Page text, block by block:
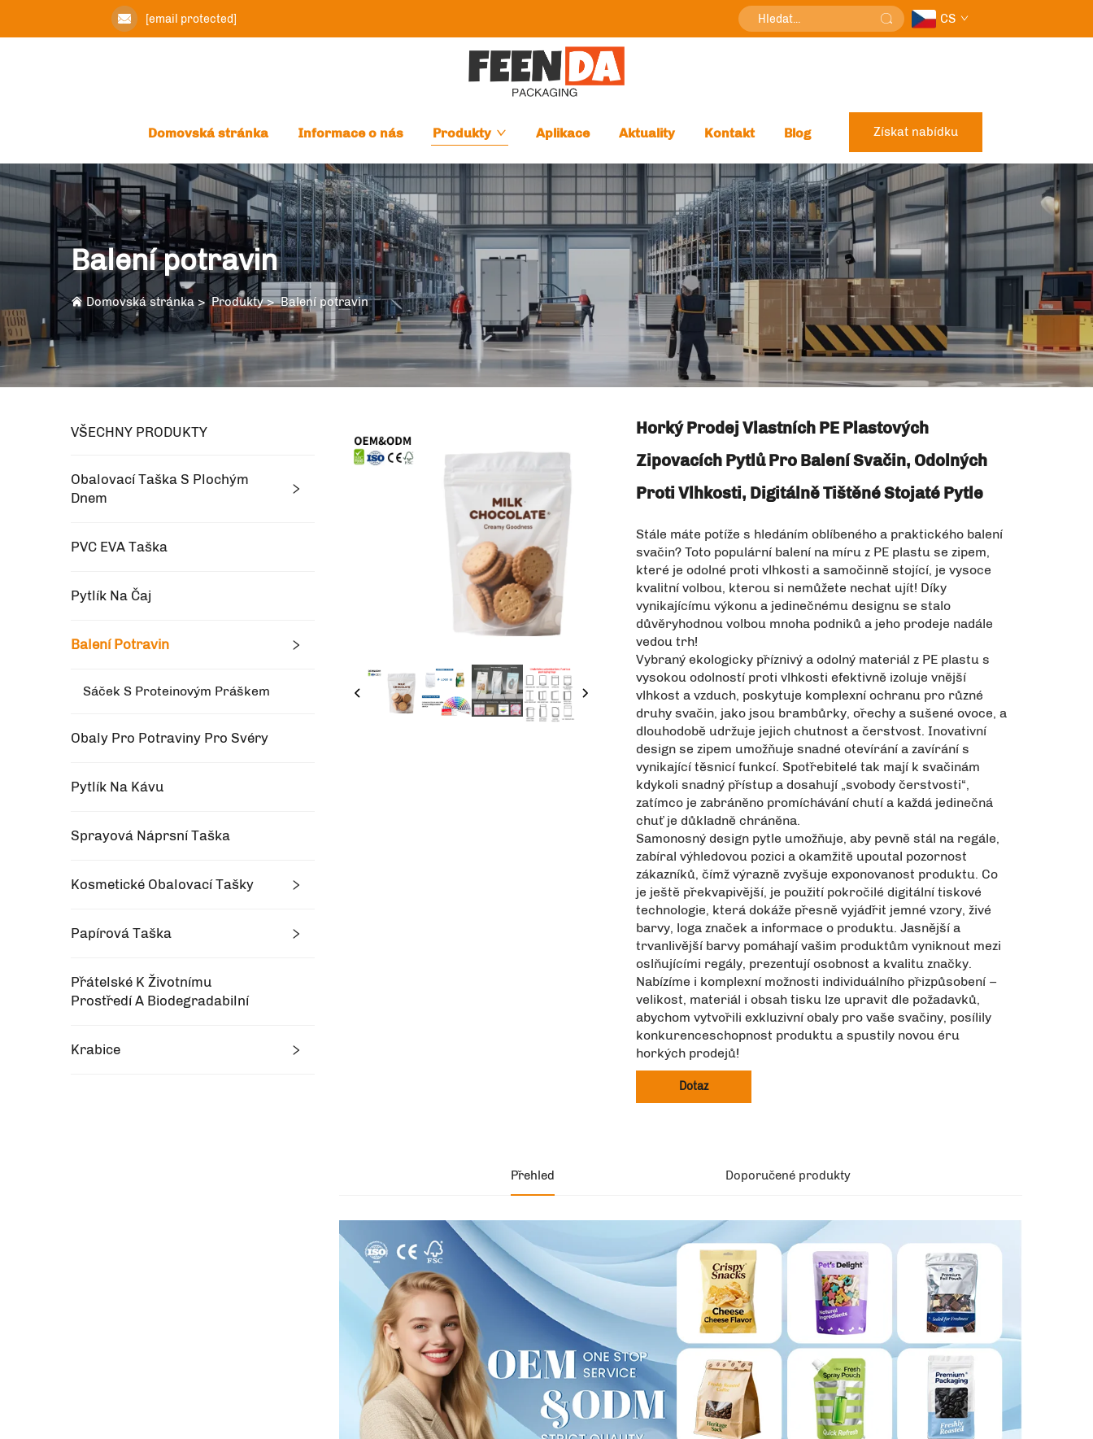
[email protected] CS
Domovská stránka Informace o nás Produkty Aplikace Aktuality Kontakt Blog Získat nabídku
Balení potravin
Domovská stránka>Produkty>Balení potravin
VŠECHNY PRODUKTY
Obalovací Taška S Plochým
Dnem
PVC EVA Taška
Pytlík Na Čaj
Balení Potravin
Sáček S Proteinovým Práškem
Obaly Pro Potraviny Pro Svéry
Pytlík Na Kávu
Sprayová Náprsní Taška
Kosmetické Obalovací Tašky
Papírová Taška
Přátelské K Životnímu
Prostředí A Biodegradabilní
Krabice
Horký Prodej Vlastních PE Plastových
Zipovacích Pytlů Pro Balení Svačin, Odolných
Proti Vlhkosti, Digitálně Tištěné Stojaté Pytle
Stále máte potíže s hledáním oblíbeného a praktického balení
svačin? Toto populární balení na míru z PE plastu se zipem,
které je odolné proti vlhkosti a samočinně stojící, je vysoce
kvalitní volbou, kterou si nemůžete nechat ujít! Díky
vynikajícímu výkonu a jedinečnému designu se stalo
důvěryhodnou volbou mnoha podniků a jeho prodeje nadále
vedou trh!
Vybraný ekologicky příznivý a odolný materiál z PE plastu s
vysokou odolností proti vlhkosti efektivně izoluje vnější
vlhkost a vzduch, poskytuje komplexní ochranu pro různé
druhy svačin, jako jsou brambůrky, ořechy a sušené ovoce, a
dlouhodobě udržuje jejich chutnost a čerstvost. Inovativní
design se zipem umožňuje snadné otevírání a zavírání s
vynikající těsnicí funkcí. Spotřebitelé tak mají k svačinám
kdykoli snadný přístup a dosahují „svobody čerstvosti“,
zatímco je zabráněno promíchávání chutí a každá jedinečná
chuť je důkladně chráněna.
Samonosný design pytle umožňuje, aby pevně stál na regále,
zabíral výhledovou pozici a okamžitě upoutal pozornost
zákazníků, čímž výrazně zvyšuje exponovanost produktu. Co
je ještě překvapivější, je použití pokročilé digitální tiskové
technologie, která dokáže přesně vyjádřit jemné vzory, živé
barvy, loga značek a informace o produktu. Jasnější a
trvanlivější barvy pomáhají vašim produktům vyniknout mezi
oslňujícími regály, prezentují osobnost a kvalitu značky.
Nabízíme i komplexní možnosti individuálního přizpůsobení –
velikost, materiál i obsah tisku lze upravit dle požadavků,
abychom vytvořili exkluzivní obaly pro vaše svačiny, posílily
konkurenceschopnost produktu a spustily novou éru
horkých prodejů!
Dotaz
Přehled Doporučené produkty